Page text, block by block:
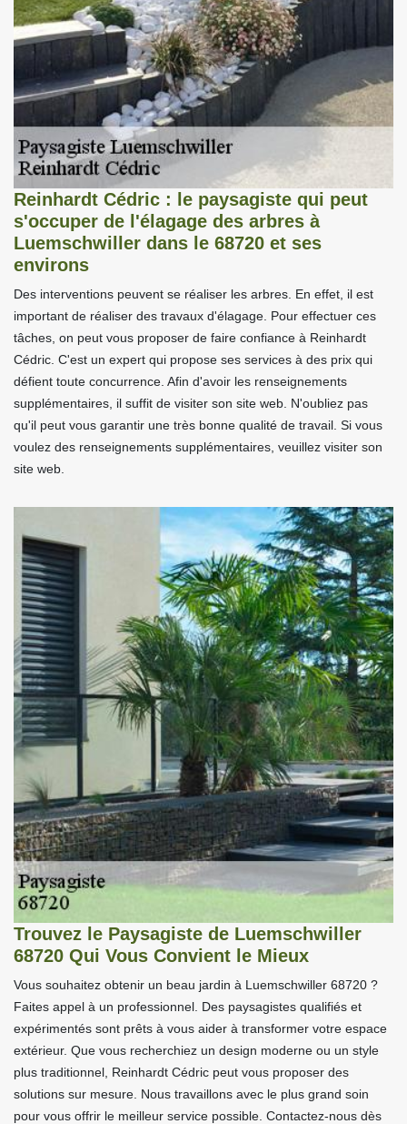
Reinhardt Cédric : le paysagiste qui peut
s'occuper de l'élagage des arbres à
Luemschwiller dans le 68720 et ses
environs
Des interventions peuvent se réaliser les arbres. En effet, il est
important de réaliser des travaux d'élagage. Pour effectuer ces
tâches, on peut vous proposer de faire confiance à Reinhardt
Cédric. C'est un expert qui propose ses services à des prix qui
défient toute concurrence. Afin d'avoir les renseignements
supplémentaires, il suffit de visiter son site web. N'oubliez pas
qu'il peut vous garantir une très bonne qualité de travail. Si vous
voulez des renseignements supplémentaires, veuillez visiter son
site web.
Trouvez le Paysagiste de Luemschwiller
68720 Qui Vous Convient le Mieux
Vous souhaitez obtenir un beau jardin à Luemschwiller 68720 ?
Faites appel à un professionnel. Des paysagistes qualifiés et
expérimentés sont prêts à vous aider à transformer votre espace
extérieur. Que vous recherchiez un design moderne ou un style
plus traditionnel, Reinhardt Cédric peut vous proposer des
solutions sur mesure. Nous travaillons avec le plus grand soin
pour vous offrir le meilleur service possible. Contactez-nous dès